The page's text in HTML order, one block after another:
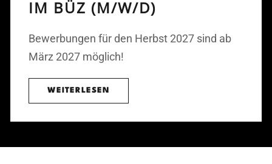
IM BÜZ (M/W/D)
Bewerbungen für den Herbst 2027 sind ab
März 2027 möglich!
WEITERLESEN